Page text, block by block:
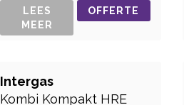
LEES
MEER
OFFERTE
Intergas
Kombi Kompakt HRE